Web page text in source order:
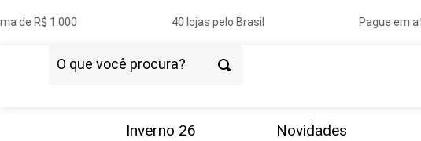
de R$ 1.000 40 lojas pelo Brasil Pague em
Inverno 26 Novidades